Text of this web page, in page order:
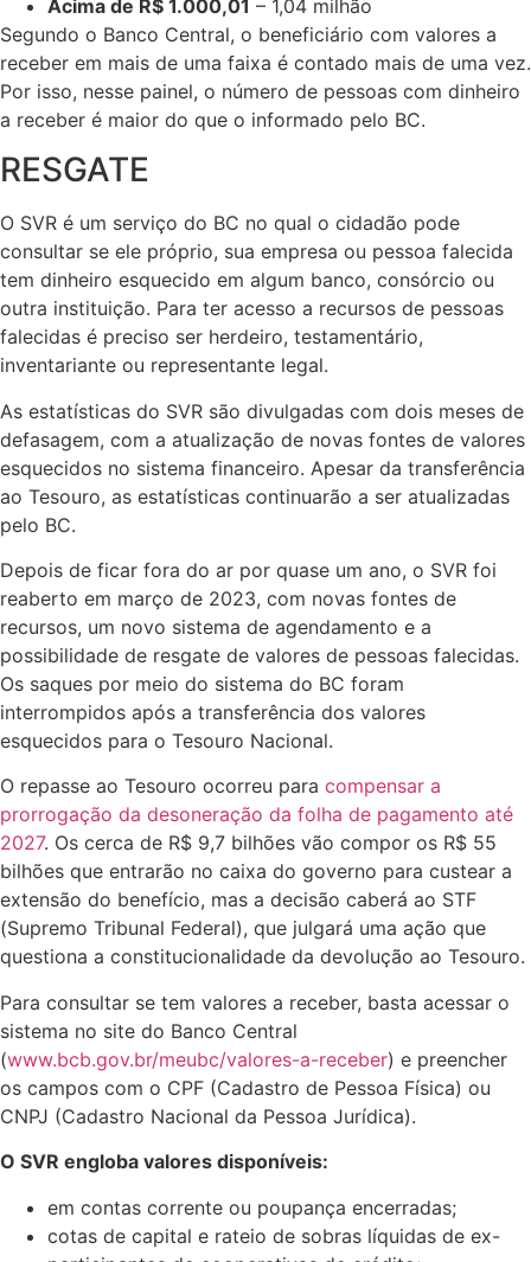
Acima de R$ 1.000,01 – 1,04 milhão
Segundo o Banco Central, o beneficiário com valores a
receber em mais de uma faixa é contado mais de uma vez.
Por isso, nesse painel, o número de pessoas com dinheiro
a receber é maior do que o informado pelo BC.
RESGATE
O SVR é um serviço do BC no qual o cidadão pode
consultar se ele próprio, sua empresa ou pessoa falecida
tem dinheiro esquecido em algum banco, consórcio ou
outra instituição. Para ter acesso a recursos de pessoas
falecidas é preciso ser herdeiro, testamentário,
inventariante ou representante legal.
As estatísticas do SVR são divulgadas com dois meses de
defasagem, com a atualização de novas fontes de valores
esquecidos no sistema financeiro. Apesar da transferência
ao Tesouro, as estatísticas continuarão a ser atualizadas
pelo BC.
Depois de ficar fora do ar por quase um ano, o SVR foi
reaberto em março de 2023, com novas fontes de
recursos, um novo sistema de agendamento e a
possibilidade de resgate de valores de pessoas falecidas.
Os saques por meio do sistema do BC foram
interrompidos após a transferência dos valores
esquecidos para o Tesouro Nacional.
O repasse ao Tesouro ocorreu para compensar a
prorrogação da desoneração da folha de pagamento até
2027. Os cerca de R$ 9,7 bilhões vão compor os R$ 55
bilhões que entrarão no caixa do governo para custear a
extensão do benefício, mas a decisão caberá ao STF
(Supremo Tribunal Federal), que julgará uma ação que
questiona a constitucionalidade da devolução ao Tesouro.
Para consultar se tem valores a receber, basta acessar o
sistema no site do Banco Central
(www.bcb.gov.br/meubc/valores-a-receber) e preencher
os campos com o CPF (Cadastro de Pessoa Física) ou
CNPJ (Cadastro Nacional da Pessoa Jurídica).
O SVR engloba valores disponíveis:
em contas corrente ou poupança encerradas;
cotas de capital e rateio de sobras líquidas de ex-